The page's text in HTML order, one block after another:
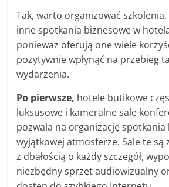
Tak, warto organizować
inne spotkania biznesowe w
ponieważ oferują one wiele
pozytywnie wpłynąć na przebieg
wydarzenia.
Po pierwsze, hotele butikowe
luksusowe i kameralne sale
pozwala na organizację spotkania
wyjątkowej atmosferze. Sale te są
z dbałością o każdy szczegół,
niezbędny sprzęt audiowizualny